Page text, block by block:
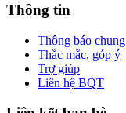
Thông tin
Thông báo chung
Thắc mắc, góp ý
Trợ giúp
Liên hệ BQT